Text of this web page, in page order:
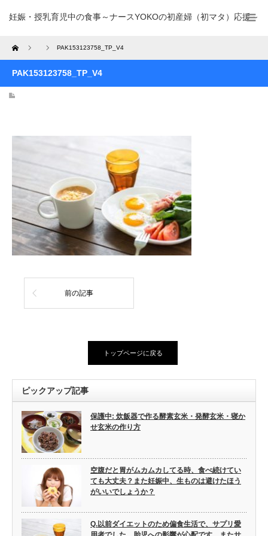
妊娠・授乳育児中の食事～ナースYOKOの初産婦（初マタ）応援～
Home PAK153123758_TP_V4
PAK153123758_TP_V4
前の記事
トップページに戻る
ピックアップ記事
保護中: 炊飯器で作る酵素玄米・発酵玄米・寝か
せ玄米の作り方
空腹だと胃がムカムカしてる時、食べ続けてい
ても大丈夫？また妊娠中、生ものは避けたほう
がいいでしょうか？
Q.以前ダイエットのため偏食生活で、サプリ愛